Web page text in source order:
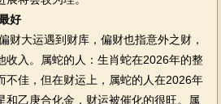
好
大运遇到财库，偏财也指意外之财，
收入。属蛇的人：生肖蛇在2026年的整
不佳，但在财运上，属蛇的人在2026年
和乙庚合化金，财运被催化的很旺。属